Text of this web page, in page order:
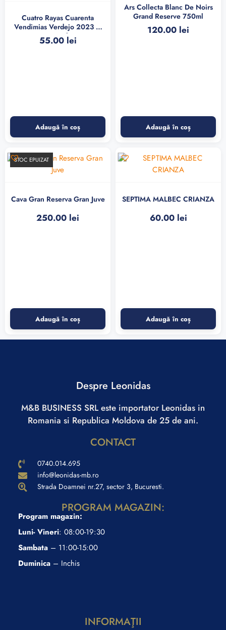
Cuatro Rayas Cuarenta
Vendimias Verdejo 2023 –
750ml
55.00 lei
Adaugă în coș
Ars Collecta Blanc De Noirs
Grand Reserve 750ml
120.00 lei
Adaugă în coș
STOC EPUIZAT
Cava Gran Reserva Gran Juve
250.00 lei
Adaugă în coș
SEPTIMA MALBEC CRIANZA
60.00 lei
Adaugă în coș
Despre Leonidas
M&B BUSINESS SRL este importator Leonidas in
Romania si Republica Moldova de 25 de ani.
CONTACT
0740.014.695
info@leonidas-mb.ro
Strada Doamnei nr.27, sector 3, Bucuresti.
PROGRAM MAGAZIN:
Program magazin:
Luni- Vineri: 08:00-19:30
Sambata – 11:00-15:00
Duminica – Inchis
INFORMAŢII